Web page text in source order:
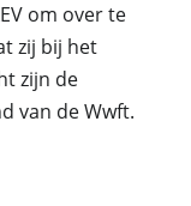
om over te
zij bij het
zijn de
van de Wwft.